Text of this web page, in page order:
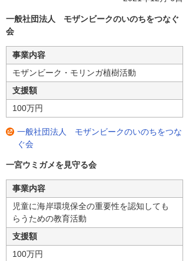
一般社団法人 モザンビークのいのちをつなぐ
会
事業内容
モザンビーク・モリンガ植樹活動
支援額
100万円
一般社団法人 モザンビークのいのちをつな
ぐ会
一宮ウミガメを見守る会
事業内容
児童に海岸環境保全の重要性を認知しても
らうための教育活動
支援額
100万円